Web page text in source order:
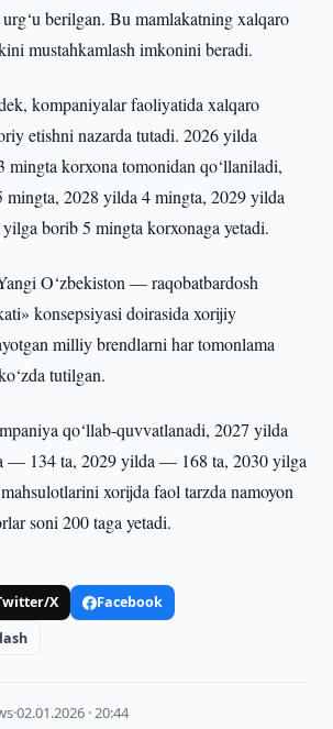
berilgan. Bu mamlakatning xalqaro
mustahkamlash imkonini beradi.
kompaniyalar faoliyatida xalqaro
etishni nazarda tutadi. 2026 yilda
mingta korxona tomonidan qo‘llaniladi,
2028 yilda 4 mingta, 2029 yilda
borib 5 mingta korxonaga yetadi.
O‘zbekiston — raqobatbardosh
konsepsiyasi doirasida xorijiy
milliy brendlarni har tomonlama
tutilgan.
qo‘llab-quvvatlanadi, 2027 yilda
— 134 ta, 2029 yilda — 168 ta, 2030 yilga
xorijda faol tarzda namoyon
soni 200 taga yetadi.
X
Facebook
·02.01.2026 · 20:44